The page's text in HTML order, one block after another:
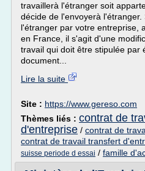
travaillerà l'étranger soit
décide de l'envoyerà l'étranger.
l'étranger par votre entreprise,
en France, il s'agit d'une
travail qui doit être stipulée par
document...
Lire la suite
Site : https://www.gereso.com
Thèmes liés : contrat de
d'entreprise / contrat de
contrat de travail transfert
suisse periode d essai / famille